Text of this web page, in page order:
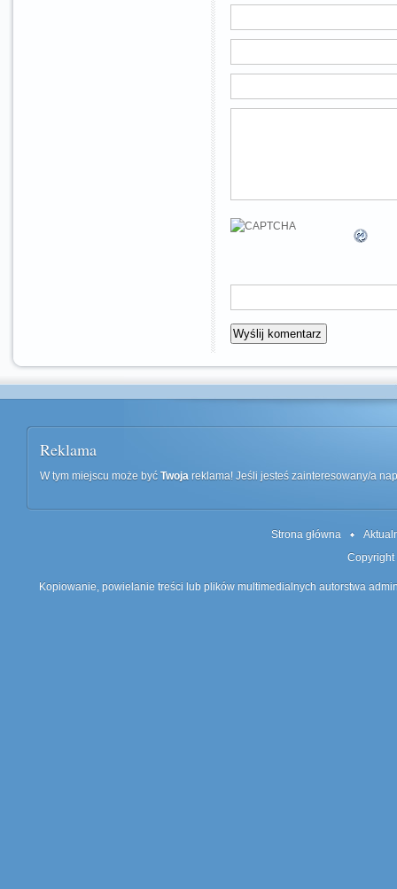
Reklama
W tym miejscu może być Twoja reklama! Jeśli jesteś zainteresowany/a
Strona główna
Kopiowanie, powielanie treści lub plików multimedialnych autorstwa